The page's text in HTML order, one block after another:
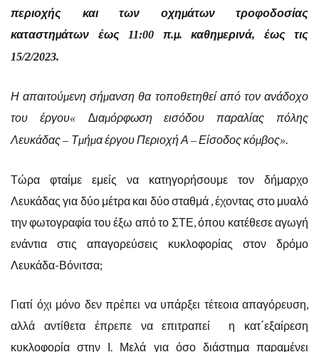
περιοχής και των οχηµάτων τροφοδοσίας
καταστηµάτων έως
11:00 π.µ. καθηµερινά, έως τις
15/2/2023.
Η απαιτούµενη σήµανση θα τοποθετηθεί από τον ανάδοχο
του έργου« ∆ιαµόρφωση εισόδου παραλίας πόλης
Λευκάδας– Τµήµα έργου Περιοχή Α –Είσοδος κόµβος».
Τώρα φταίμε εμείς να κατηγορήσουμε τον δήμαρχο
Λευκάδας για δύο μέτρα και δύο σταθμά , έχοντας στο μυαλό
την φωτογραφία του έξω από το ΣΤΕ, όπου κατέθεσε αγωγή
ενάντια στις απαγορεύσεις κυκλοφορίας στον δρόμο
Λευκάδα-Βόνιτσα;
Γιατί όχι μόνο δεν πρέπει να υπάρξει τέτεοια απαγόρευση,
αλλά αντίθετα έπρεπε να επιτραπεί η κατ΄εξαίρεση
κυκλοφορία στην Ι. Μελά για όσο διάστημα παραμένει